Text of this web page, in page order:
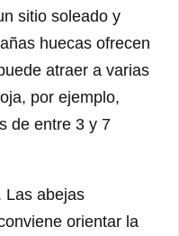
sitio soleado y
huecas ofrecen
atraer a varias
por ejemplo,
de entre 3 y 7
Las abejas
orientar la